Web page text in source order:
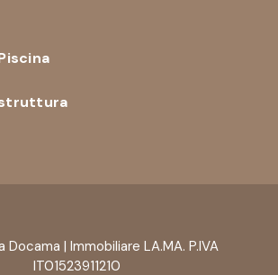
Docama | Immobiliare LA.MA. P.IVA
IT01523911210